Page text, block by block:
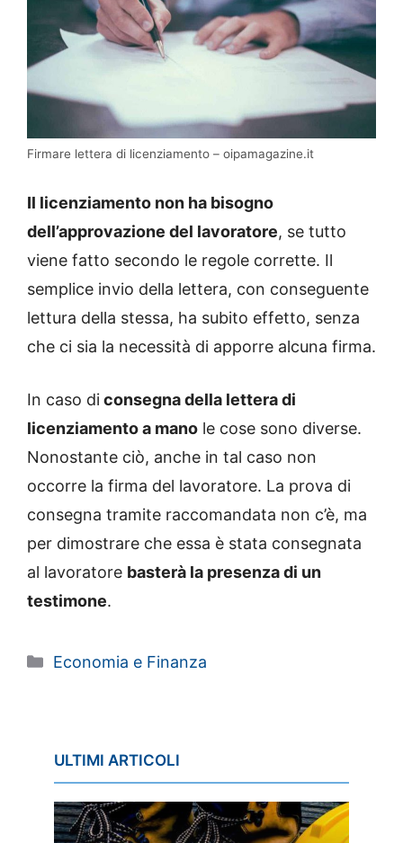
Firmare lettera di licenziamento – oipamagazine.it
Il licenziamento non ha bisogno
dell’approvazione del lavoratore, se tutto
viene fatto secondo le regole corrette. Il
semplice invio della lettera, con conseguente
lettura della stessa, ha subito effetto, senza
che ci sia la necessità di apporre alcuna firma.
In caso diconsegna della lettera di
licenziamento a mano le cose sono diverse.
Nonostante ciò, anche in tal caso non
occorre la firma del lavoratore. La prova di
consegna tramite raccomandata non c’è, ma
per dimostrare che essa è stata consegnata
al lavoratore basterà la presenza di un
testimone.
Categorie
Economia e Finanza
ULTIMI ARTICOLI